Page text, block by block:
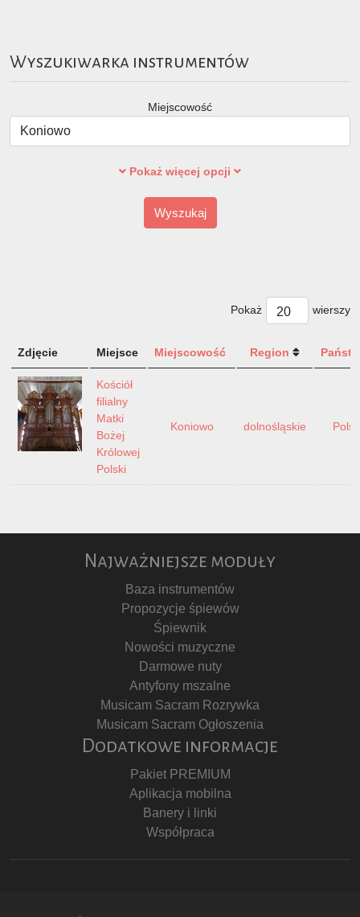
Wyszukiwarka instrumentów
Miejscowość
Pokaż więcej opcji
Wyszukaj
Pokaż wierszy
Zdjęcie Miejsce Miejscowość Region
Kościół
filialny
Matki
Bożej
Królowej
Polski
Koniowo dolnośląskie
Najważniejsze moduły
Baza instrumentów
Propozycje śpiewów
Śpiewnik
Nowości muzyczne
Darmowe nuty
Antyfony mszalne
Musicam Sacram Rozrywka
Musicam Sacram Ogłoszenia
Dodatkowe informacje
Pakiet PREMIUM
Aplikacja mobilna
Banery i linki
Współpraca